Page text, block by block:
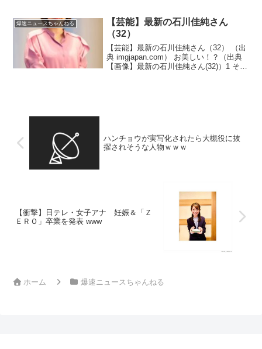
ぜ？ いとうあさこ「傷つく人がいるか
ら」 ...
爆速ニュースちゃんねる
【芸能】最新の石川佳純さん
（32）
【芸能】最新の石川佳純さん（32） （出
典 imgjapan.com） お美しい！？（出典
【画像】最新の石川佳純さん(32)）1 それ
ハンチョウが実写化されたら大槻役に抜
擢されそうな人物ｗｗｗ
【衝撃】日テレ・女子アナ 妊娠＆「Ｚ
ＥＲＯ」卒業を発表 www
ホーム 爆速ニュースちゃんねる